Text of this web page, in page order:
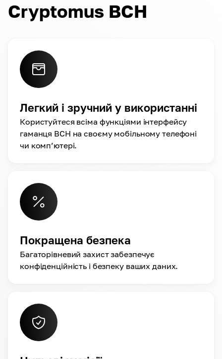
Cryptomus BCH
Легкий і зручний у використанні
Користуйтеся всіма функціями інтерфейсу
гаманця BCH на своєму мобільному телефоні
чи комп’ютері.
Покращена безпека
Багаторівневий захист забезпечує
конфіденційність і безпеку ваших даних.